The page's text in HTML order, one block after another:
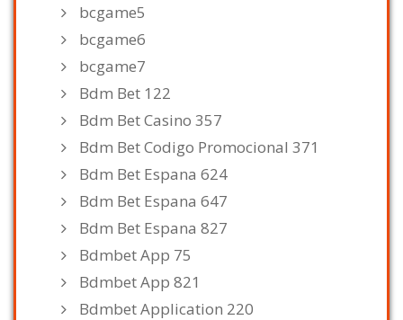
bcgame5
bcgame6
bcgame7
Bdm Bet 122
Bdm Bet Casino 357
Bdm Bet Codigo Promocional 371
Bdm Bet Espana 624
Bdm Bet Espana 647
Bdm Bet Espana 827
Bdmbet App 75
Bdmbet App 821
Bdmbet Application 220